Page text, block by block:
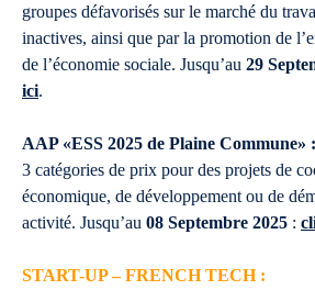
groupes défavorisés sur le marché du
inactives, ainsi que par la promotion de
de l’économie sociale. Jusqu’au 29
ici.
AAP «ESS 2025 de Plaine Commune» :
3 catégories de prix pour des projets de
économique, de développement ou de
activité. Jusqu’au 08 Septembre 2025 :
START-UP – FRENCH TECH :